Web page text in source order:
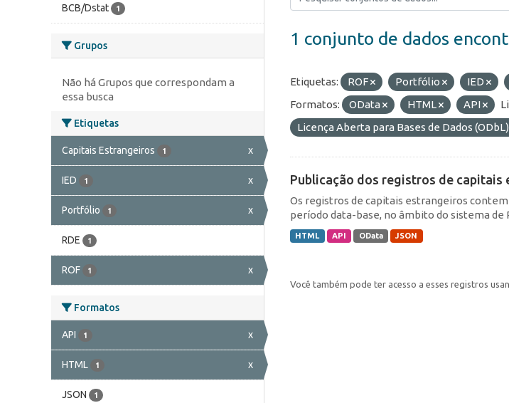
BCB/Dstat 1
Grupos
Não há Grupos que correspondam a
essa busca
Etiquetas
Capitais Estrangeiros 1 x
IED 1 x
Portfólio 1 x
RDE 1
ROF 1 x
Formatos
API 1 x
HTML 1 x
JSON 1
1 conjunto de dados
Etiquetas: ROF Portfólio IED
Formatos:
OData HTML API
Licença Aberta para Bases de Dados
Publicação dos registros de capitais
Os registros de capitais estrangeiros
período data-base, no âmbito do sistema de
HTML API OData JSON
Você também pode ter acesso a esses registros